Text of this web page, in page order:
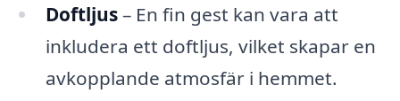
Doftljus– En fin gest kan vara att
inkludera ett doftljus, vilket skapar en
avkopplande atmosfär i hemmet.